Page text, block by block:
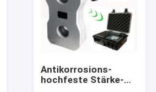
Antikorrosions-
hochfeste Stärke-